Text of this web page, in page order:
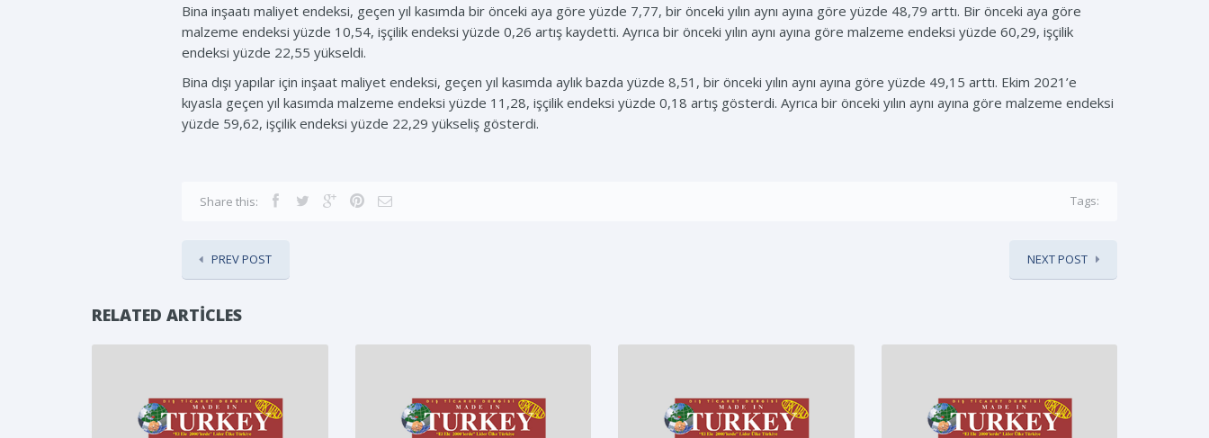
Bina inşaatı maliyet endeksi, geçen yıl kasımda bir önceki aya göre yüzde 7,77, bir önceki yılın aynı ayına göre yüzde 48,79 arttı. Bir önceki aya göre
malzeme endeksi yüzde 10,54, işçilik endeksi yüzde 0,26 artış kaydetti. Ayrıca bir önceki yılın aynı ayına göre malzeme endeksi yüzde 60,29, işçilik
endeksi yüzde 22,55 yükseldi.
Bina dışı yapılar için inşaat maliyet endeksi, geçen yıl kasımda aylık bazda yüzde 8,51, bir önceki yılın aynı ayına göre yüzde 49,15 arttı. Ekim 2021’e
kıyasla geçen yıl kasımda malzeme endeksi yüzde 11,28, işçilik endeksi yüzde 0,18 artış gösterdi. Ayrıca bir önceki yılın aynı ayına göre malzeme endeksi
yüzde 59,62, işçilik endeksi yüzde 22,29 yükseliş gösterdi.
Share this: Tags:
PREV POST NEXT POST
RELATED ARTICLES